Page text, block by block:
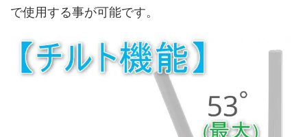
で使用する事が可能です。